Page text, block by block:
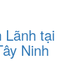
Lãnh tại
Ninh